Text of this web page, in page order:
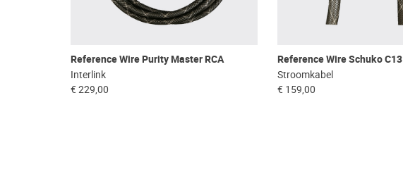
Reference Wire Purity Master RCA
Interlink
€ 229,00
Reference Wire Schuko C13
Stroomkabel
€ 159,00